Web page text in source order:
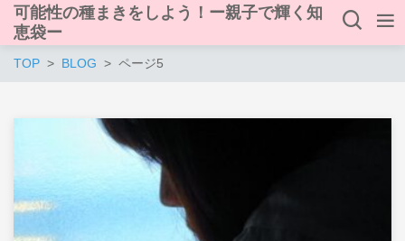
可能性の種まきをしよう！ー親子で輝く知
恵袋ー
TOP BLOG ページ5